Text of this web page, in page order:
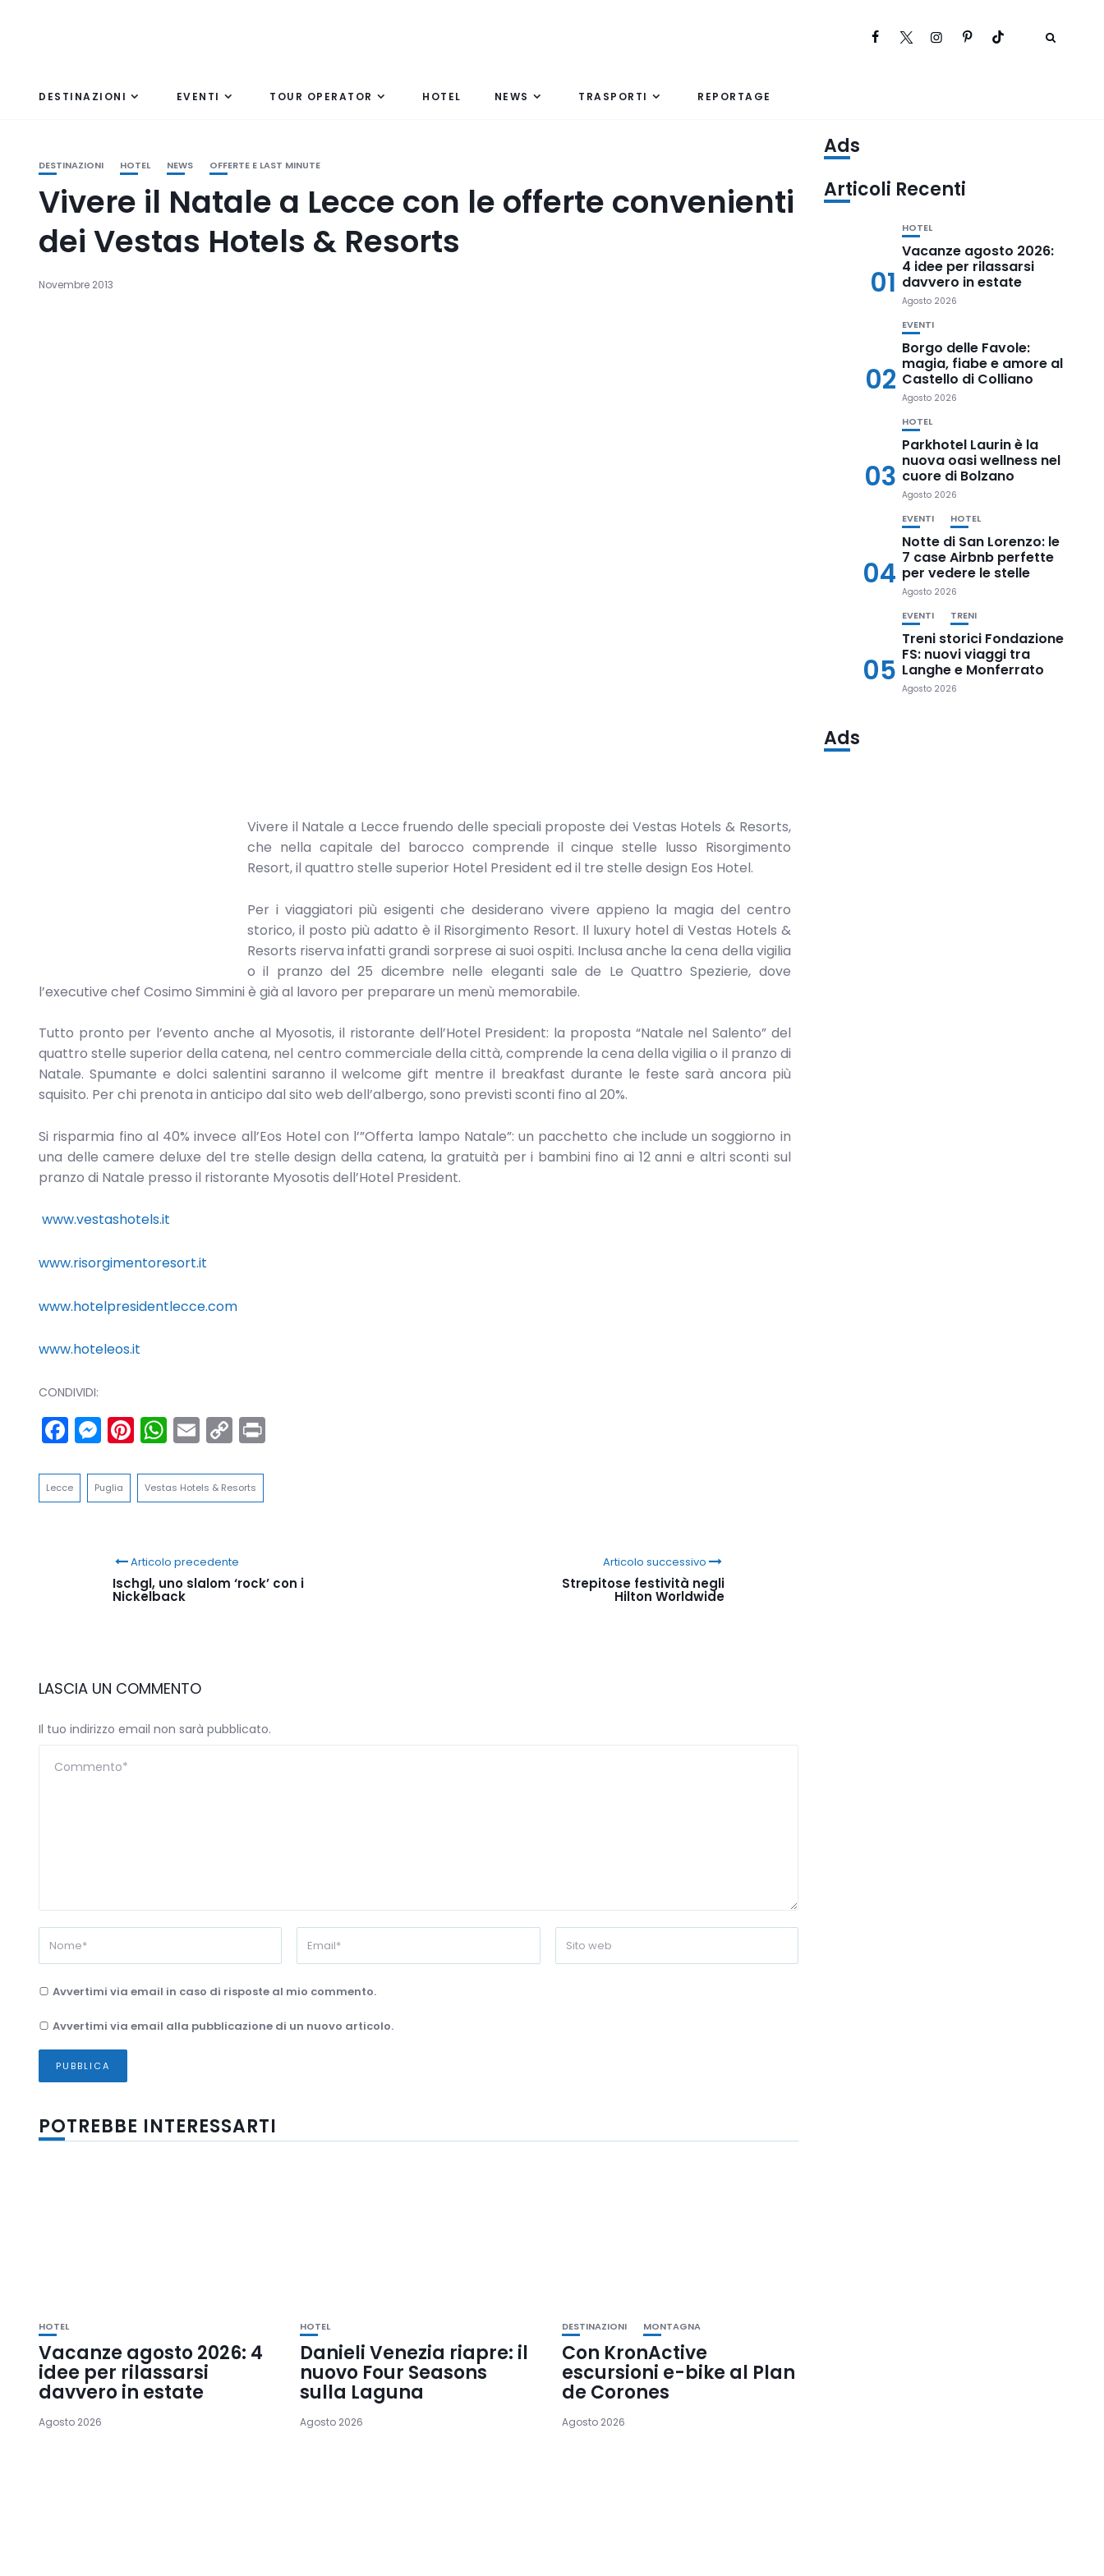
DESTINAZIONI EVENTI TOUR OPERATOR HOTEL NEWS TRASPORTI REPORTAGE
DESTINAZIONI HOTEL NEWS OFFERTE E LAST MINUTE
Vivere il Natale a Lecce con le offerte convenienti
dei Vestas Hotels & Resorts
Novembre 2013
Vivere il Natale a Lecce fruendo delle speciali proposte dei Vestas Hotels & Resorts,
che nella capitale del barocco comprende il cinque stelle lusso Risorgimento
Resort, il quattro stelle superior Hotel President ed il tre stelle design Eos Hotel.
Per i viaggiatori più esigenti che desiderano vivere appieno la magia del centro
storico, il posto più adatto è il Risorgimento Resort. Il luxury hotel di Vestas Hotels &
Resorts riserva infatti grandi sorprese ai suoi ospiti. Inclusa anche la cena della vigilia
o il pranzo del 25 dicembre nelle eleganti sale de Le Quattro Spezierie, dove
l’executive chef Cosimo Simmini è già al lavoro per preparare un menù memorabile.
Tutto pronto per l’evento anche al Myosotis, il ristorante dell’Hotel President: la proposta “Natale nel Salento” del
quattro stelle superior della catena, nel centro commerciale della città, comprende la cena della vigilia o il pranzo di
Natale. Spumante e dolci salentini saranno il welcome gift mentre il breakfast durante le feste sarà ancora più
squisito. Per chi prenota in anticipo dal sito web dell’albergo, sono previsti sconti fino al 20%.
Si risparmia fino al 40% invece all’Eos Hotel con l’”Offerta lampo Natale”: un pacchetto che include un soggiorno in
una delle camere deluxe del tre stelle design della catena, la gratuità per i bambini fino ai 12 anni e altri sconti sul
pranzo di Natale presso il ristorante Myosotis dell’Hotel President.
www.vestashotels.it
www.risorgimentoresort.it
www.hotelpresidentlecce.com
www.hoteleos.it
CONDIVIDI:
Facebook
Messenger
Pinterest
WhatsApp
Email
Copy
Link
Lecce Puglia Vestas Hotels & Resorts
Articolo precedente
Ischgl, uno slalom ‘rock’ con i
Nickelback
Articolo successivo
Strepitose festività negli
Hilton Worldwide
LASCIA UN COMMENTO
Il tuo indirizzo email non sarà pubblicato.
Avvertimi via email in caso di risposte al mio commento.
Avvertimi via email alla pubblicazione di un nuovo articolo.
POTREBBE INTERESSARTI
HOTEL
Vacanze agosto 2026: 4
idee per rilassarsi
davvero in estate
Agosto 2026
HOTEL
Danieli Venezia riapre: il
nuovo Four Seasons
sulla Laguna
Agosto 2026
DESTINAZIONI MONTAGNA
Con KronActive
escursioni e-bike al Plan
de Corones
Agosto 2026
Ads
Articoli Recenti
01
HOTEL
Vacanze agosto 2026:
4 idee per rilassarsi
davvero in estate
Agosto 2026
02
EVENTI
Borgo delle Favole:
magia, fiabe e amore al
Castello di Colliano
Agosto 2026
03
HOTEL
Parkhotel Laurin è la
nuova oasi wellness nel
cuore di Bolzano
Agosto 2026
04
EVENTI HOTEL
Notte di San Lorenzo: le
7 case Airbnb perfette
per vedere le stelle
Agosto 2026
05
EVENTI TRENI
Treni storici Fondazione
FS: nuovi viaggi tra
Langhe e Monferrato
Agosto 2026
Ads